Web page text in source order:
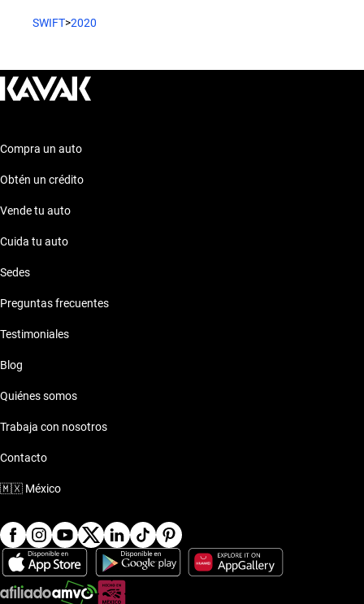
SWIFT>2020
Compra un auto
Obtén un crédito
Vende tu auto
Cuida tu auto
Sedes
Preguntas frecuentes
Testimoniales
Blog
Quiénes somos
Trabaja con nosotros
Contacto
🇲🇽 México